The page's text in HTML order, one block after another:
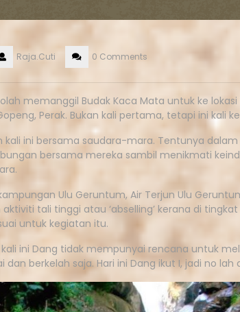
Raja.Cuti 0 Comments
memanggil Budak Kaca Mata untuk ke
Perak. Bukan kali pertama, tetapi ini kali
kali ini bersama saudara-mara. Tentunya dalam
bersama mereka sambil menikmati
Ulu Geruntum, Air Terjun Ulu
tali tinggi atau ‘abselling’ kerana di
untuk kegiatan itu.
ini Dang tidak mempunyai rencana untuk
berkelah saja. Hari ini Dang ikut I, jadi no lah